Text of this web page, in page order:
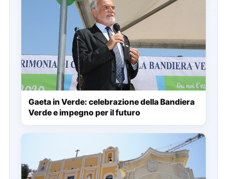
Gaeta in Verde: celebrazione della Bandiera
Verde e impegno per il futuro